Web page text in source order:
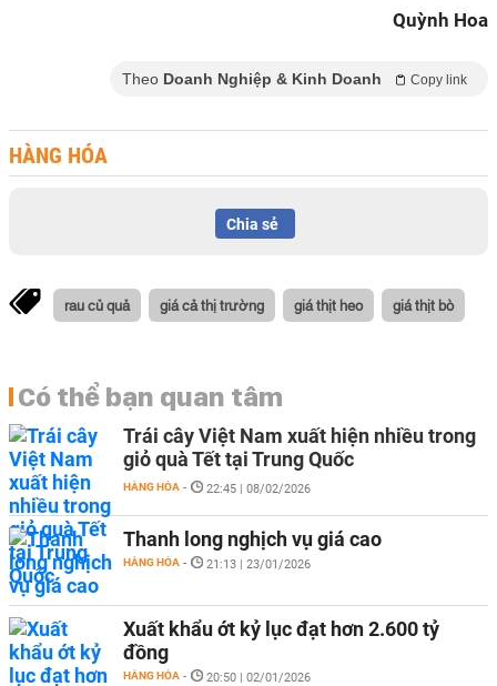
Quỳnh Hoa
Theo Doanh Nghiệp & Kinh Doanh Copy link
HÀNG HÓA
Chia sẻ
rau củ quả giá cả thị trường giá thịt heo giá thịt bò
Có thể bạn quan tâm
Trái cây Việt Nam xuất hiện nhiều trong
giỏ quà Tết tại Trung Quốc
HÀNG HÓA - 22:45 | 08/02/2026
Thanh long nghịch vụ giá cao
HÀNG HÓA - 21:13 | 23/01/2026
Xuất khẩu ớt kỷ lục đạt hơn 2.600 tỷ
đồng
HÀNG HÓA - 20:50 | 02/01/2026